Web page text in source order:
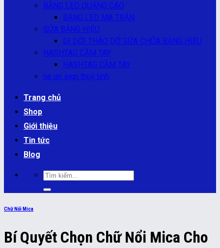
BẢNG LED QUẢNG CÁO
BẢNG LED MA TRẬN
SỬA BẢNG HIỆU
DI DỜI THÁO DỠ SỮA CHỮA BẢNG HIỆU
HASHTAG CẦM TAY
HASHTAG CẦM TAY
ne on sign thuỷ tinh
Trang chủ
Shop
Giới thiệu
Tin tức
Blog
Tìm
kiếm:
Chữ Nổi Mica
Bí Quyết Chọn Chữ Nổi Mica Cho